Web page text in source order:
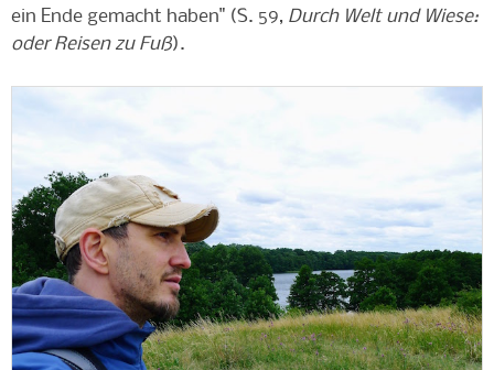
ein Ende gemacht haben" (S. 59, Durch Welt und Wiese:
oder Reisen zu Fuß).